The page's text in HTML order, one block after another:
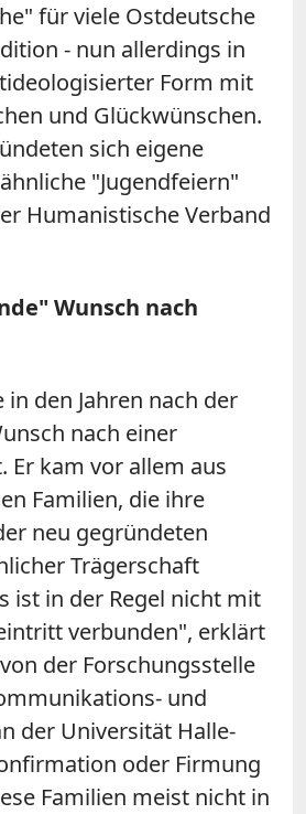
für viele Ostdeutsche
- nun allerdings in
Form mit
und Glückwünschen.
sich eigene
"Jugendfeiern"
Humanistische Verband
Wunsch nach
den Jahren nach der
nach einer
Er kam vor allem aus
Familien, die ihre
neu gegründeten
Trägerschaft
ist in der Regel nicht mit
verbunden", erklärt
der Forschungsstelle
und
der Universität Halle-
oder Firmung
Familien meist nicht in